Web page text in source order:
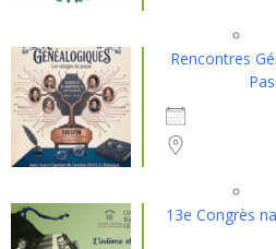
Rencontres
13e Congrès